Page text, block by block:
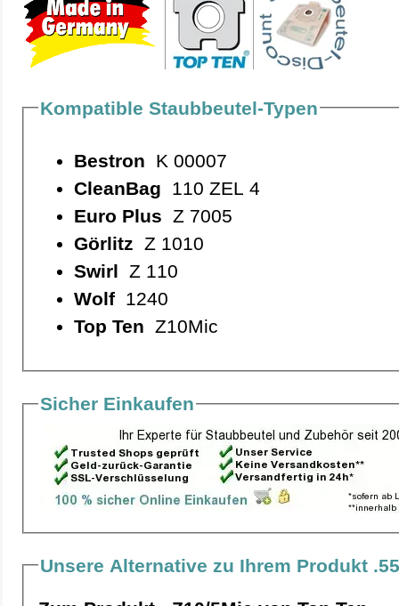
Kompatible Staubbeutel-Typen
Bestron K 00007
CleanBag 110 ZEL 4
Euro Plus Z 7005
Görlitz Z 1010
Swirl Z 110
Wolf1240
Top Ten Z10Mic
Sicher Einkaufen
Unsere Alternative zu Ihrem Produkt